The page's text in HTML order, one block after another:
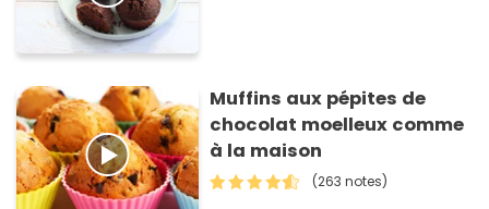
Muffins aux pépites de
chocolat moelleux comme
à la maison
(263 notes)